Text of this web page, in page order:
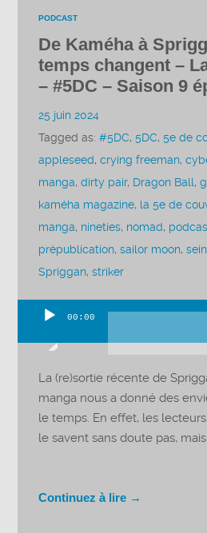
PODCAST
De Kaméha à
temps changent –
– #5DC – Saison 9
25 juin 2024
Tagged as:#5DC,5DC,5e de
appleseed,crying freeman,
manga,dirty pair, Dragon Ball,
kaméha magazine, la 5e de
manga, nineties, nomad,
prépublication,sailor moon,
Spriggan,striker
audio
00:00
La (re)sortie récente de
manga nous a donné des
le temps. En effet, les
le savent sans doute pas,
Continuez à lire →